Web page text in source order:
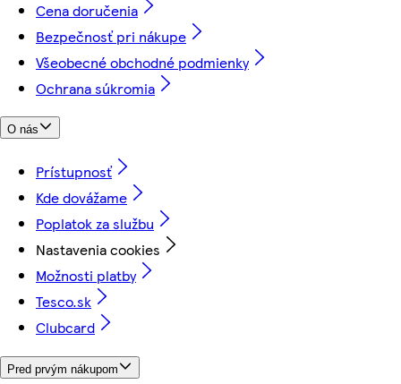
Cena doručenia
Bezpečnosť pri nákupe
Všeobecné obchodné podmienky
Ochrana súkromia
O nás
Prístupnosť
Kde dovážame
Poplatok za službu
Nastavenia cookies
Možnosti platby
Tesco.sk
Clubcard
Pred prvým nákupom